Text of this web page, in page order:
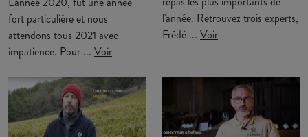
fort particulière et nous
attendons tous 2021 avec
impatience. Pour ... Voir
l'année. Retrouvez trois experts,
Frédé ... Voir